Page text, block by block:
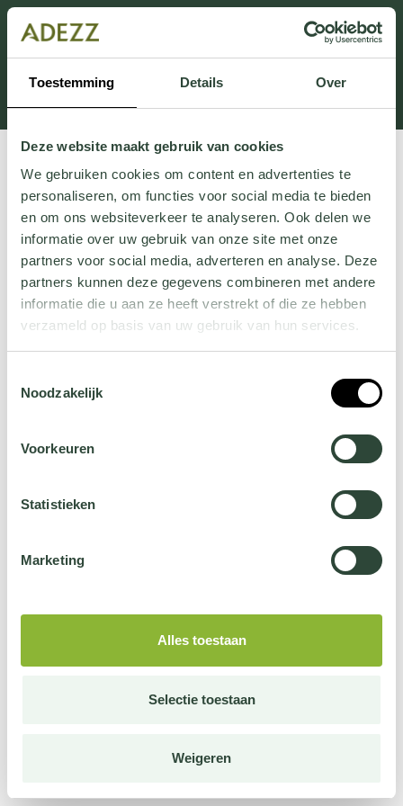
Toestemming Details Over
Deze website maakt gebruik van cookies
We gebruiken cookies om content en advertenties te
personaliseren, om functies voor social media te bieden
en om ons websiteverkeer te analyseren. Ook delen we
informatie over uw gebruik van onze site met onze
partners voor social media, adverteren en analyse. Deze
partners kunnen deze gegevens combineren met andere
informatie die u aan ze heeft verstrekt of die ze hebben
verzameld op basis van uw gebruik van hun services.
jehier.
Noodzakelijk
Voorkeuren
Statistieken
Marketing
Alles toestaan
Selectie toestaan
Weigeren
Dieser Abschnitt wird derzeit gewartet.
Wenn Sie Informationen vermissen, können Sie uns
unter +31 413 395 294 anrufen oder uns unter